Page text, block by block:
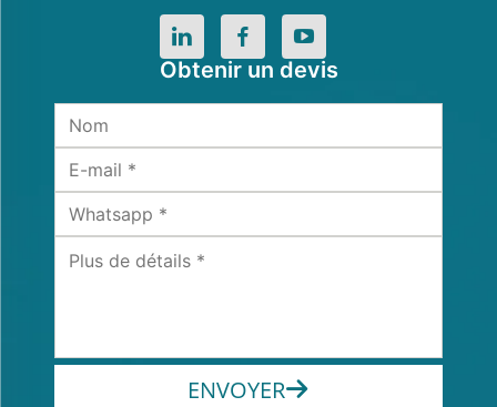
Obtenir un devis
ENVOYER